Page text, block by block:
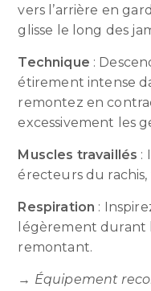
vers l’arrière en
glisse le long des
Technique :
étirement intense
remontez en
excessivement les
Muscles travaillés :
érecteurs du rachis,
Respiration :
légèrement durant
remontant.
→ Équipement